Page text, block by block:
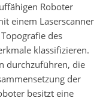
Roboter
einem Laserscanner
des
klassifizieren.
durchzuführen, die
der
besitzt eine